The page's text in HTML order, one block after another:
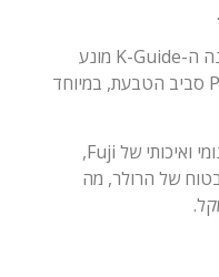
מבנה ה-K-Guide מונע
הסתבכות של חוט ה-PE סביב הטבעת, במיוחד
מושב רולר ארגונומי ואיכותי של Fuji,
של הרולר, מה